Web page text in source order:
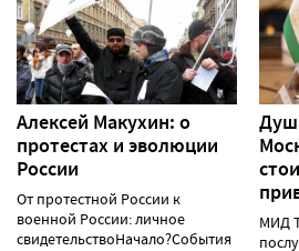
Алексей Макуxин: о
протестаx и эволюции
России
От протестной России к
военной России: личное
свидетельствоНачало?События
МИД